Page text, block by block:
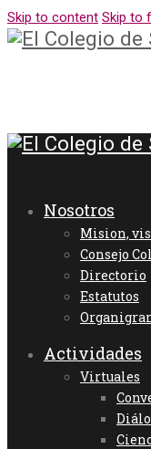
Skip to content Skip to
Nosotros
Mision,
Consejo
Directorio
Estatutos
Actividades
Virtuales